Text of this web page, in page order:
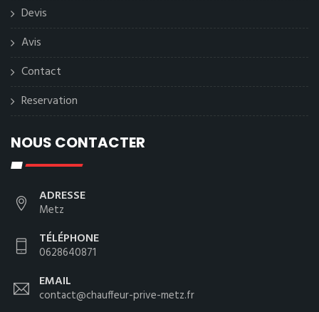
Devis
Avis
Contact
Reservation
NOUS CONTACTER
ADRESSE
Metz
TÉLÉPHONE
0628640871
EMAIL
contact@chauffeur-prive-metz.fr